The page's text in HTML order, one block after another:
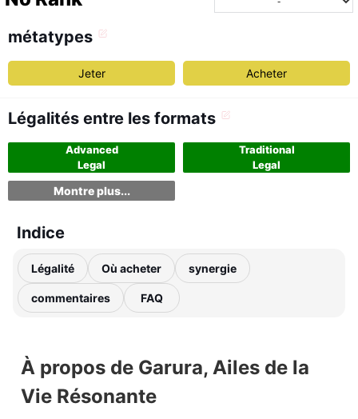
métatypes
Jeter Acheter
Légalités entre les formats
Advanced
Legal
Traditional
Legal
Montre plus...
Indice
Légalité Où acheter synergie
commentaires FAQ
À propos de Garura, Ailes de la
Vie Résonante